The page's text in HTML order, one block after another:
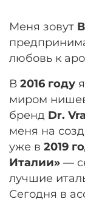
Меня зовут
любовь к
В 2016 году
миром
бренд Dr.
меня на
уже в 2019
Италии» —
лучшие
Сегодня в